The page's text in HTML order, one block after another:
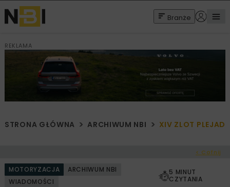
Branże
REKLAMA
STRONA GŁÓWNA ARCHIWUM NBI XIV ZLOT PLEJAD
< Cofnij
MOTORYZACJA
ARCHIWUM NBI
WIADOMOŚCI
5 MINUT
CZYTANIA